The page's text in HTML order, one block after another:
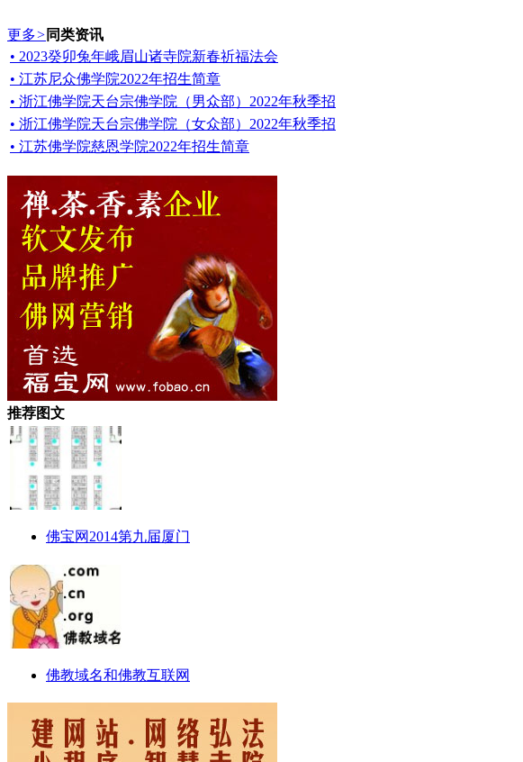
更多> 同类资讯
• 2023癸卯兔年峨眉山诸寺院新春祈福法会
• 江苏尼众佛学院2022年招生简章
• 浙江佛学院天台宗佛学院（男众部）2022年秋季招
• 浙江佛学院天台宗佛学院（女众部）2022年秋季招
• 江苏佛学院慈恩学院2022年招生简章
推荐图文
佛宝网2014第九届厦门
佛教域名和佛教互联网